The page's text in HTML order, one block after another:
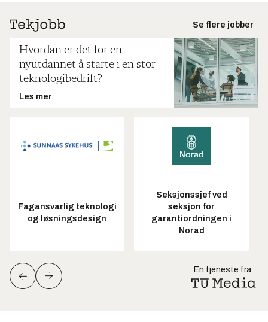
Se flere jobber
Hvordan er det for en
nyutdannet å starte i en stor
teknologibedrift?
Les mer
Fagansvarlig teknologi
og løsningsdesign
Seksjonssjef ved
seksjon for
garantiordningen i
Norad
En tjeneste fra